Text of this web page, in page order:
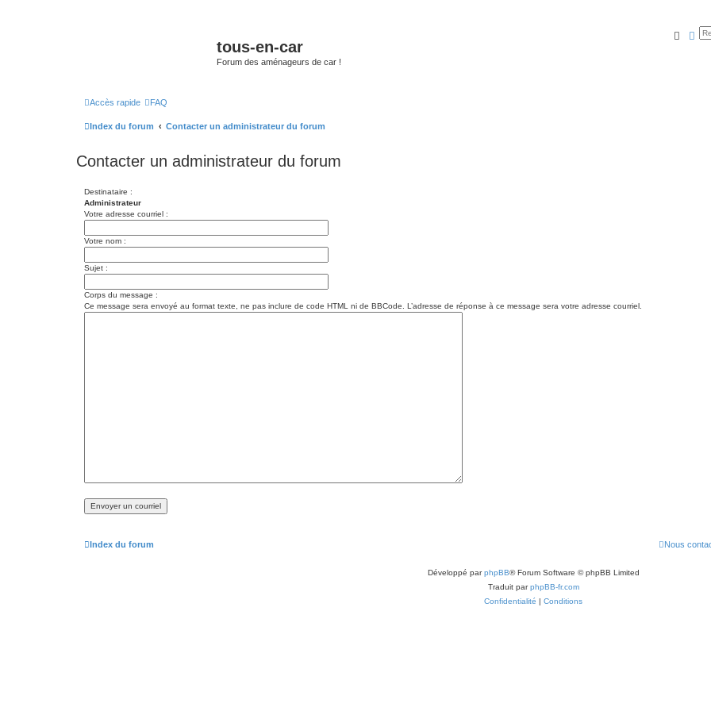
tous-en-car
Forum des aménageurs de car !
Accès rapide FAQ
Index du forum Contacter un administrateur du forum
Contacter un administrateur du forum
Destinataire :
Administrateur
Votre adresse courriel :
Votre nom :
Sujet :
Corps du message :
Ce message sera envoyé au format texte, ne pas inclure de code HTML ni de BBCode. L’adresse de réponse à ce message sera votre adresse courriel.
Index du forum Nous
Développé parphpBB® Forum Software © phpBB Limited
Traduit parphpBB-fr.com
Confidentialité | Conditions